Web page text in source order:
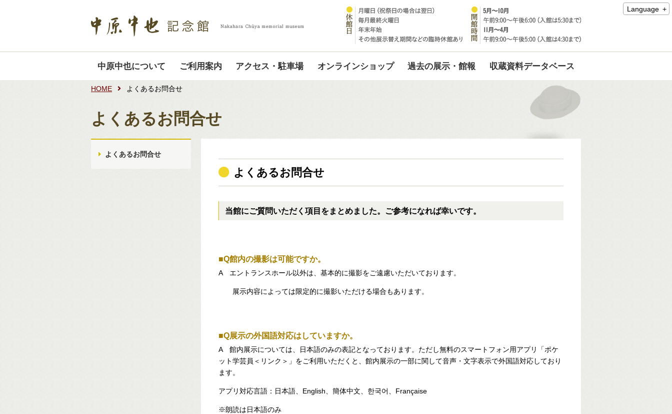
Language
中原中也について ご利用案内 アクセス・駐車場 オンラインショップ 過去の展示・館報 収蔵資料データベース
HOME よくあるお問合せ
よくあるお問合せ
よくあるお問合せ
よくあるお問合せ
当館にご質問いただく項目をまとめました。ご参考になれば幸いです。
■Q館内の撮影は可能ですか。
Aエントランスホール以外は、基本的に撮影をご遠慮いただいております。
展示内容によっては限定的に撮影いただける場合もあります。
■Q展示の外国語対応はしていますか。
A館内展示については、日本語のみの表記となっております。ただし無料のスマートフォン用アプリ「ポケ
ット学芸員＜リンク＞」をご利用いただくと、館内展示の一部に関して音声・文字表示で外国語対応しており
ます。
アプリ対応言語：日本語、 English 、簡体中文、한국어、 Française
※朗読は日本語のみ